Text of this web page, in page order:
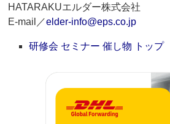
HATARAKUエルダー株式会社
E-mail／elder-info@eps.co.jp
研修会 セミナー 催し物 トップ